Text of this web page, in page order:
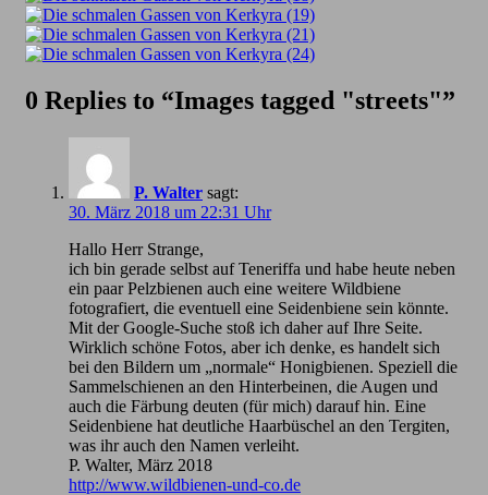
0 Replies to “Images tagged "streets"”
P. Walter sagt:
30. März 2018 um 22:31 Uhr
Hallo Herr Strange,
ich bin gerade selbst auf Teneriffa und habe heute neben
ein paar Pelzbienen auch eine weitere Wildbiene
fotografiert, die eventuell eine Seidenbiene sein könnte.
Mit der Google-Suche stoß ich daher auf Ihre Seite.
Wirklich schöne Fotos, aber ich denke, es handelt sich
bei den Bildern um „normale“ Honigbienen. Speziell die
Sammelschienen an den Hinterbeinen, die Augen und
auch die Färbung deuten (für mich) darauf hin. Eine
Seidenbiene hat deutliche Haarbüschel an den Tergiten,
was ihr auch den Namen verleiht.
P. Walter, März 2018
http://www.wildbienen-und-co.de